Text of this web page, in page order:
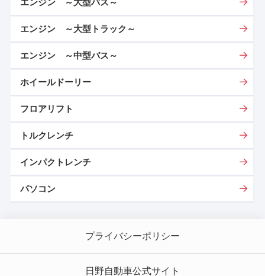
エンジン ～大型トラック～
エンジン ～中型バス～
ホイールドーリー
フロアリフト
トルクレンチ
インパクトレンチ
パソコン
プライバシーポリシー
日野自動車公式サイト